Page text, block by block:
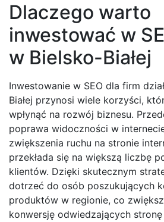
Dlaczego warto
inwestować w
w Bielsko-Białej
Inwestowanie w SEO dla firm
Białej przynosi wiele korzyści,
wpłynąć na rozwój biznesu.
poprawa widoczności w
zwiększenia ruchu na stronie
przekłada się na większą liczbę
klientów. Dzięki skutecznym
dotrzeć do osób poszukujących
produktów w regionie, co
konwersję odwiedzających